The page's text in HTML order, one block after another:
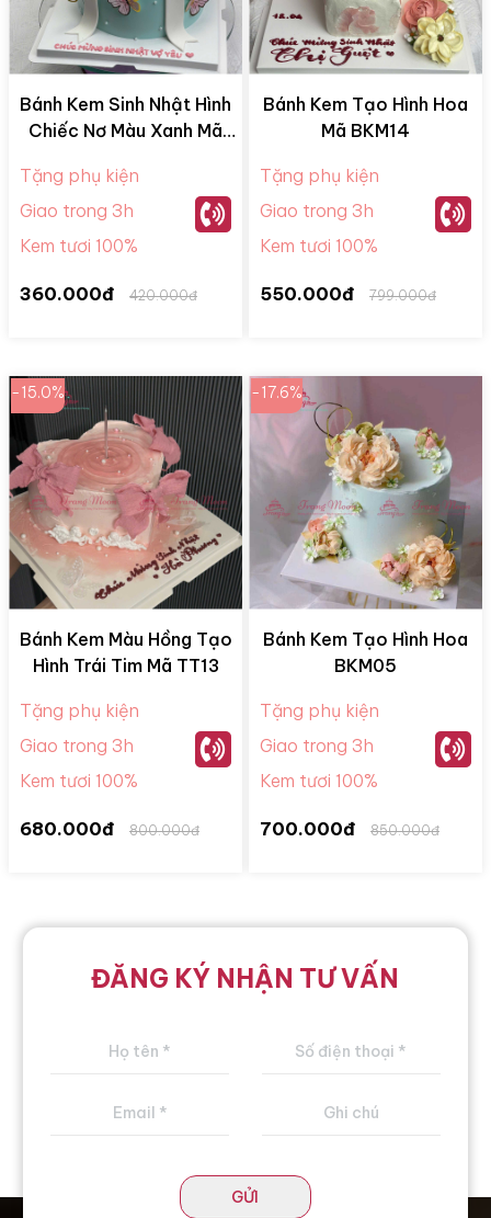
Bánh Kem Sinh Nhật Hình
Chiếc Nơ Màu Xanh Mã
Tặng phụ kiện
Giao trong 3h
Kem tươi 100%
360.000đ 420.000đ
Bánh Kem Tạo Hình Hoa
Mã BKM14
Tặng phụ kiện
Giao trong 3h
Kem tươi 100%
550.000đ 799.000đ
-15.0%
Bánh Kem Màu Hồng Tạo
Hình Trái Tim Mã TT13
Tặng phụ kiện
Giao trong 3h
Kem tươi 100%
680.000đ 800.000đ
-17.6%
Bánh Kem Tạo Hình Hoa
BKM05
Tặng phụ kiện
Giao trong 3h
Kem tươi 100%
700.000đ 850.000đ
ĐĂNG KÝ NHẬN TƯ VẤN
GỬI